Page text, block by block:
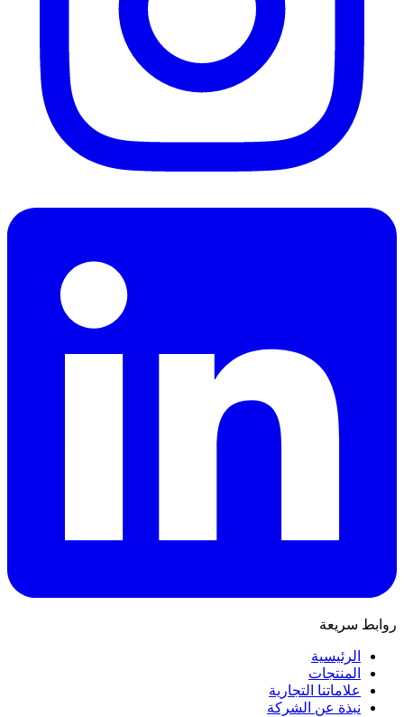
روابط سريعة
الرئيسية
المنتجات
علاماتنا التجارية
نبذة عن الشركة